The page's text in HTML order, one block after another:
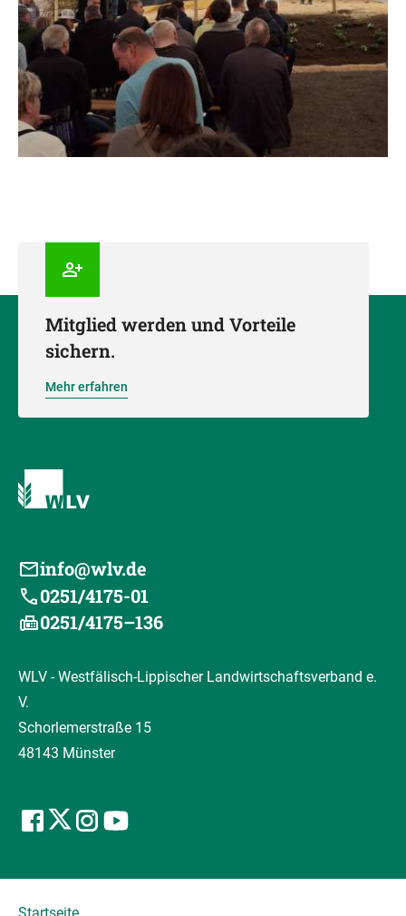
Mitglied werden und Vorteile
sichern.
Mehr erfahren
info@wlv.de
0251/4175-01
0251/4175–136
WLV - Westfälisch-Lippischer Landwirtschaftsverband e.
V.
Schorlemerstraße 15
48143 Münster